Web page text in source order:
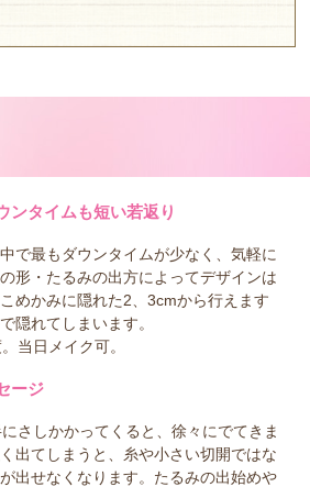
ンタイムも短い若返り
で最もダウンタイムが少なく、気軽に
形・たるみの出方によってデザインは
めかみに隠れた2、3cmから行えます
隠れてしまいます。
当日メイク可。
ージ
さしかかってくると、徐々にでてきま
出てしまうと、糸や小さい切開ではな
出せなくなります。たるみの出始めや